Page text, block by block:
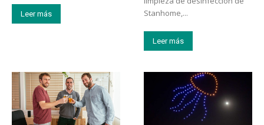
Leer más
Stanhome,...
Leer más